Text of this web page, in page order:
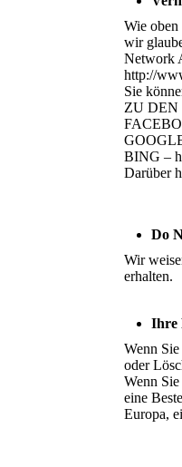
Wie oben
wir
Network
http://
Sie
ZU DEN
BING –
Darüber
Do
Wir
erhalten.
Ihre
Wenn
oder
Wenn
eine
Europa,